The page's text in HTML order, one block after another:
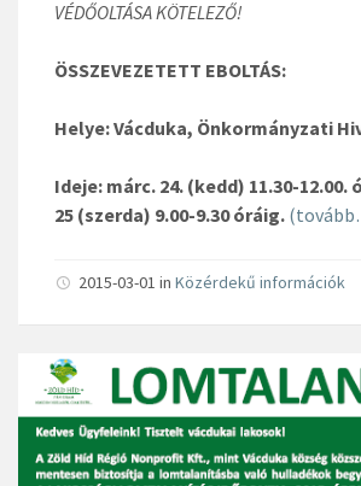
VÉDŐOLTÁSA KÖTELEZŐ!
ÖSSZEVEZETETT EBOLTÁS:
Helye: Vácduka, Önkormányzati
Ideje: márc. 24. (kedd) 11.30-12.00.
25 (szerda) 9.00-9.30 óráig.
2015-03-01 in Közérdekű információk